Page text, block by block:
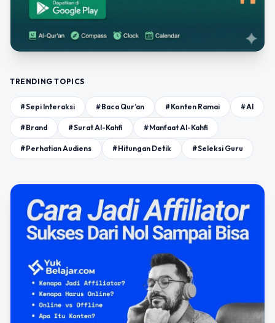
TRENDING TOPICS
#Sepi Interaksi #Baca Qur’an #Konten Ramai #AI
#Brand #Surat Al-Kahfi #Manfaat Al-Kahfi
#Perhatian Audiens #Hitungan Detik #Seleksi Guru